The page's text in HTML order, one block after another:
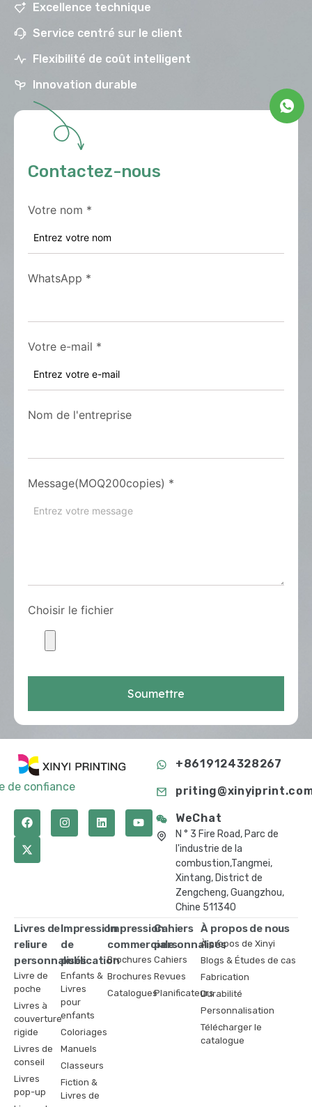
Excellence technique
Service centré sur le client
Flexibilité de coût intelligent
Innovation durable
Contactez-nous
Votre nom *
WhatsApp *
Votre e-mail *
Nom de l'entreprise
Message(MOQ200copies) *
Choisir le fichier
Soumettre
de confiance
+8619124328267
WeChat
N ° 3 Fire Road, Parc de
l'industrie de la
combustion,Tangmei,
Xintang, District de
Zengcheng, Guangzhou,
Chine 511340
Livres de
reliure
personnalisés
Livre de
poche
Livres à
couverture
rigide
Livres de
conseil
Livres
pop-up
Impression
de
publication
Enfants &
Livres
pour
enfants
Coloriages
Manuels
Classeurs
Fiction &
Livres de
Impression
commerciale
Brochures
Brochures
Catalogues
Cahiers
personnalisés
Cahiers
Revues
Planificateurs
À propos de nous
À propos de Xinyi
Blogs & Études de cas
Fabrication
Durabilité
Personnalisation
Télécharger le
catalogue